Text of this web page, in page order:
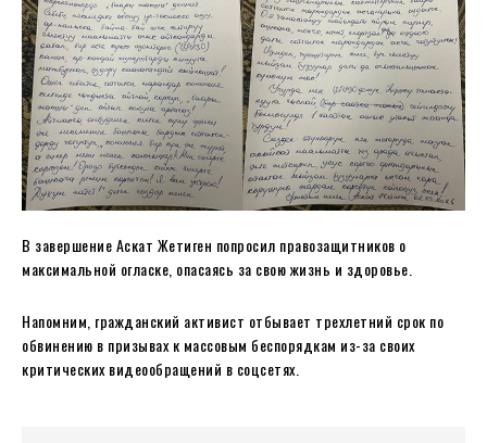
В завершение Аскат Жетиген попросил правозащитников о
максимальной огласке, опасаясь за свою жизнь и здоровье.
Напомним, гражданский активист отбывает трехлетний срок по
обвинению в призывах к массовым беспорядкам из-за своих
критических видеообращений в соцсетях.